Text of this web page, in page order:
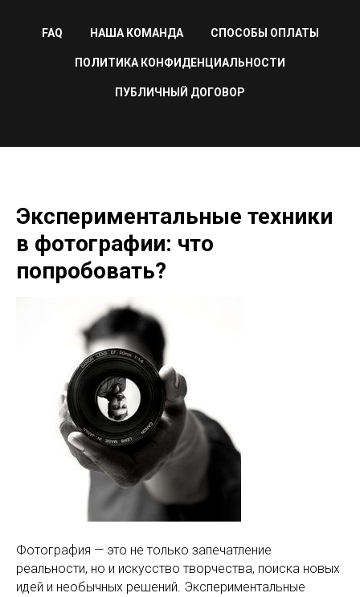
FAQ НАША КОМАНДА СПОСОБЫ ОПЛАТЫ
ПОЛИТИКА КОНФИДЕНЦИАЛЬНОСТИ
ПУБЛИЧНЫЙ ДОГОВОР
Экспериментальные техники
в фотографии: что
попробовать?
Фотография — это не только запечатление
реальности, но и искусство творчества, поиска новых
идей и необычных решений. Экспериментальные